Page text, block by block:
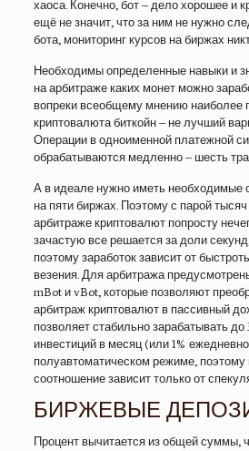
хаоса. Конечно, бот – дело хорошее и
ещё не значит, что за ним не нужно
бота, мониторинг курсов на биржах
Необходимы определенные навыки и
на арбитраже каких монет можно
вопреки всеобщему мнению наиболее
криптовалюта биткойн – не лучший
Операции в одноименной платежной
обрабатываются медленно – шесть
А в идеале нужно иметь необходимые
на пяти биржах. Поэтому с парой
арбитраже криптовалют попросту
зачастую все решается за доли
поэтому заработок зависит от
везения. Для арбитража
mBot и vBot, которые позволяют
арбитраж криптовалют в пассивный
позволяет стабильно зарабатывать
инвестиций в месяц (или 1%
полуавтоматическом режиме, поэтому
соотношение зависит только от
БИРЖЕВЫЕ
Процент вычитается из общей суммы,